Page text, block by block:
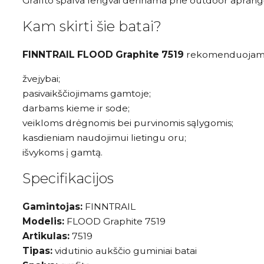
Kam skirti šie batai?
FINNTRAIL FLOOD Graphite 7519
žvejybai;
pasivaikščiojimams gamtoje;
darbams kieme ir sode;
veikloms drėgnomis bei purvinomis sąlygomis;
kasdieniam naudojimui lietingu oru;
išvykoms į gamtą.
Specifikacijos
Gamintojas: FINNTRAIL
Modelis: FLOOD Graphite 7519
Artikulas: 7519
Tipas: vidutinio aukščio guminiai batai